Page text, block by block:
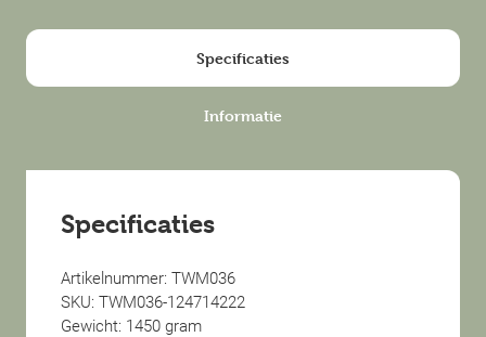
Specificaties
Informatie
Specificaties
Artikelnummer: TWM036
SKU: TWM036-124714222
Gewicht: 1450 gram